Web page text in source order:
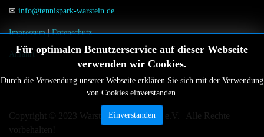
Für optimalen Benutzerservice auf dieser Webseite
verwenden wir Cookies.
Durch die Verwendung unserer Webseite erklären Sie sich mit der Verwendung
von Cookies einverstanden.
Einverstanden
✉ info@tennispark-warstein.de
Impressum|Datenschutz
Anfahrt
Copyright © 2023 Warsteiner Tennispark e.V. | Alle Rechte
vorbehalten!